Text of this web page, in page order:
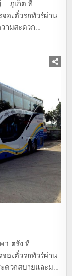
– ภูเก็ต ที่
องตั๋วรถทัวร์ผ่าน
ามสะดวก…
ฯ-ตรัง ที่
องตั๋วรถทัวร์ผ่าน
ดวกสบายและม…